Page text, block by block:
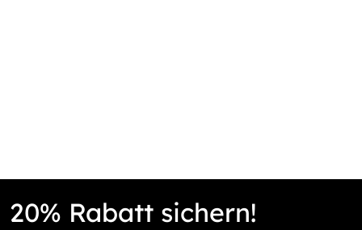
20% Rabatt sichern!